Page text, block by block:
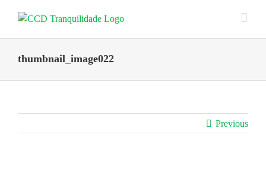
thumbnail_image022
Previous